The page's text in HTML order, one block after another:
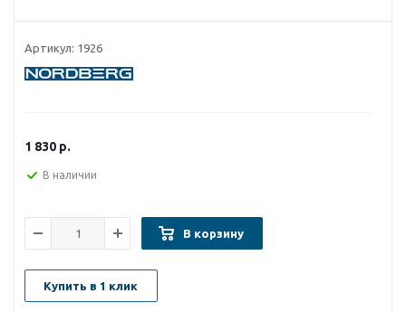
Артикул: 1926
1 830 р.
В наличии
В корзину
Купить в 1 клик